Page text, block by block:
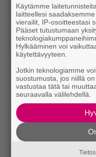
Käytämme
laitteellesi
vierailit, IP-osoitteestasi
Pääset tutustumaan
Hylkääminen voi
käytettävyyteen.
Jotkin teknologiamme
suostumusta, jos niillä
vastustaa tätä tai
seuraavalla välilehdellä.